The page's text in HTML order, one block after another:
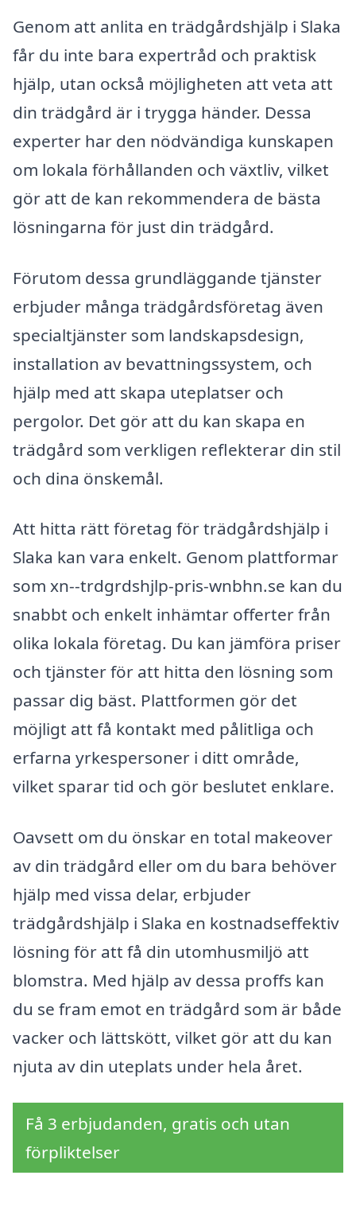
Genom att anlita en trädgårdshjälp i Slaka
får du inte bara expertråd och praktisk
hjälp, utan också möjligheten att veta att
din trädgård är i trygga händer. Dessa
experter har den nödvändiga kunskapen
om lokala förhållanden och växtliv, vilket
gör att de kan rekommendera de bästa
lösningarna för just din trädgård.
Förutom dessa grundläggande tjänster
erbjuder många trädgårdsföretag även
specialtjänster som landskapsdesign,
installation av bevattningssystem, och
hjälp med att skapa uteplatser och
pergolor. Det gör att du kan skapa en
trädgård som verkligen reflekterar din stil
och dina önskemål.
Att hitta rätt företag för trädgårdshjälp i
Slaka kan vara enkelt. Genom plattformar
som xn--trdgrdshjlp-pris-wnbhn.se kan du
snabbt och enkelt inhämtar offerter från
olika lokala företag. Du kan jämföra priser
och tjänster för att hitta den lösning som
passar dig bäst. Plattformen gör det
möjligt att få kontakt med pålitliga och
erfarna yrkespersoner i ditt område,
vilket sparar tid och gör beslutet enklare.
Oavsett om du önskar en total makeover
av din trädgård eller om du bara behöver
hjälp med vissa delar, erbjuder
trädgårdshjälp i Slaka en kostnadseffektiv
lösning för att få din utomhusmiljö att
blomstra. Med hjälp av dessa proffs kan
du se fram emot en trädgård som är både
vacker och lättskött, vilket gör att du kan
njuta av din uteplats under hela året.
Få 3 erbjudanden, gratis och utan
förpliktelser